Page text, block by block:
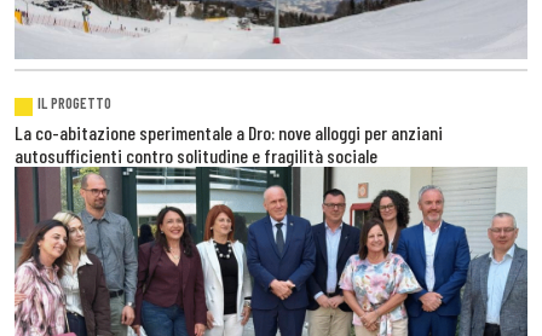
IL PROGETTO
La co-abitazione sperimentale a Dro: nove alloggi per anziani
autosufficienti contro solitudine e fragilità sociale